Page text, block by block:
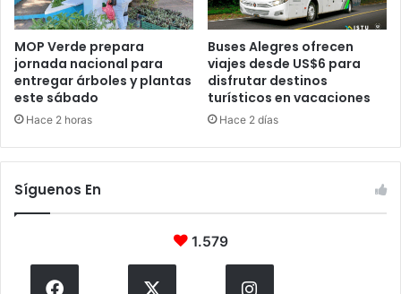
MOP Verde prepara
jornada nacional para
entregar árboles y plantas
este sábado
Hace 2 horas
Buses Alegres ofrecen
viajes desde US$6 para
disfrutar destinos
turísticos en vacaciones
Hace 2 días
Síguenos En
1.579